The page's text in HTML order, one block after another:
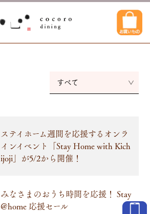
すべて
ステイホーム週間を応援するオンラ
インイベント「Stay Home with Kich
ijoji」が5/2から開催！
みなさまのおうち時間を応援！ Stay
@home 応援セール